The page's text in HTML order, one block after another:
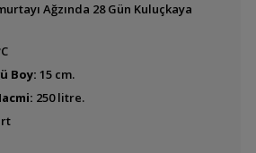
Cyprichromis sp.
'Leptosoma Jumbo'
Ağzında 28 Gün Kuluçkaya
Boy: 15 cm.
250 litre.